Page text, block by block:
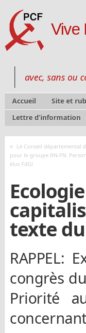
Vive
avec, sans ou
Accueil Site et
Lettre d’information
« Le Conseil départemental
pour le groupe RN-FN.
élus FdG!
texte
RAPPEL:
congrès
Priorité